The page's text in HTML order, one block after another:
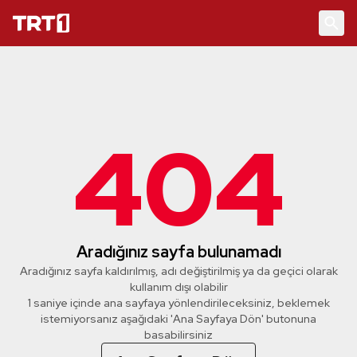
404
Aradığınız sayfa bulunamadı
Aradığınız sayfa kaldırılmış, adı değiştirilmiş ya da geçici olarak
kullanım dışı olabilir
1 saniye içinde ana sayfaya yönlendirileceksiniz, beklemek
istemiyorsanız aşağıdaki 'Ana Sayfaya Dön' butonuna
basabilirsiniz